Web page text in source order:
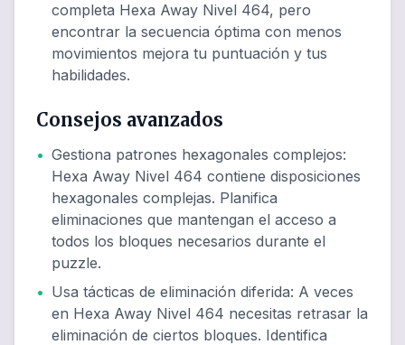
completa Hexa Away Nivel 464, pero
encontrar la secuencia óptima con menos
movimientos mejora tu puntuación y tus
habilidades.
Consejos avanzados
• Gestiona patrones hexagonales complejos:
Hexa Away Nivel 464 contiene disposiciones
hexagonales complejas. Planifica
eliminaciones que mantengan el acceso a
todos los bloques necesarios durante el
puzzle.
• Usa tácticas de eliminación diferida: A veces
en Hexa Away Nivel 464 necesitas retrasar la
eliminación de ciertos bloques. Identifica